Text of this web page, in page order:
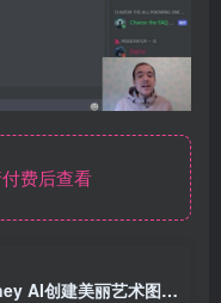
费后查看
Midjourney 精通教程-使用Midjourney AI创建美丽艺术图像-36节课-中英字幕